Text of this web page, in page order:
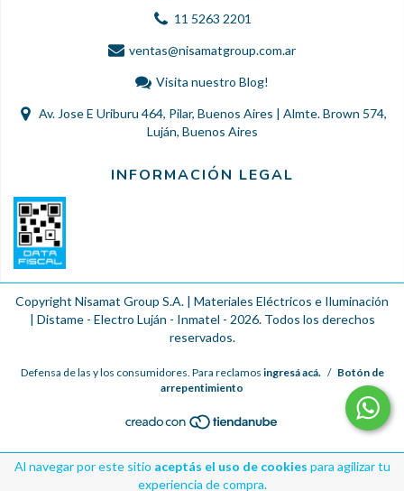
Al navegar por este sitio aceptás el uso de cookies para agilizar tu
experiencia de compra.
11 5263 2201
ventas@nisamatgroup.com.ar
Visita nuestro Blog!
Av. Jose E Uriburu 464, Pilar, Buenos Aires | Almte. Brown 574,
Luján, Buenos Aires
INFORMACIÓN LEGAL
Copyright Nisamat Group S.A. | Materiales Eléctricos e Iluminación
| Distame - Electro Luján - Inmatel - 2026. Todos los derechos
reservados.
Defensa de las y los consumidores. Para reclamos ingresá acá. / Botón de
arrepentimiento